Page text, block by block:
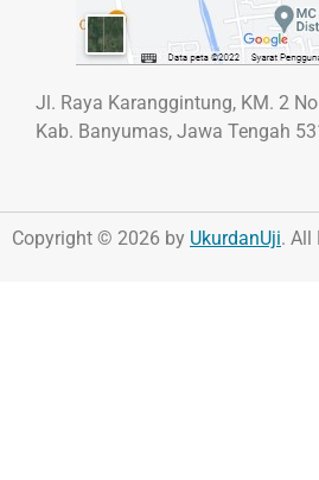
Jl. Raya Karanggintung, KM. 2
Kab. Banyumas, Jawa Tengah
Copyright © 2026 by UkurdanUji. All